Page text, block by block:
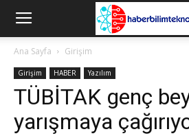
Ana Sayfa Girişim
Girişim HABER Yazılım
TÜBİTAK genç
yarışmaya